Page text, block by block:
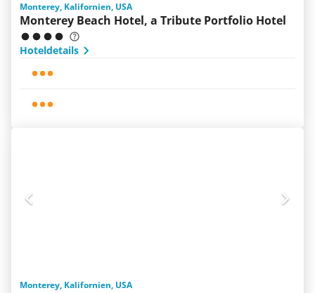
Monterey, Kalifornien, USA
Monterey Beach Hotel, a Tribute Portfolio Hotel
Hoteldetails
Monterey, Kalifornien, USA